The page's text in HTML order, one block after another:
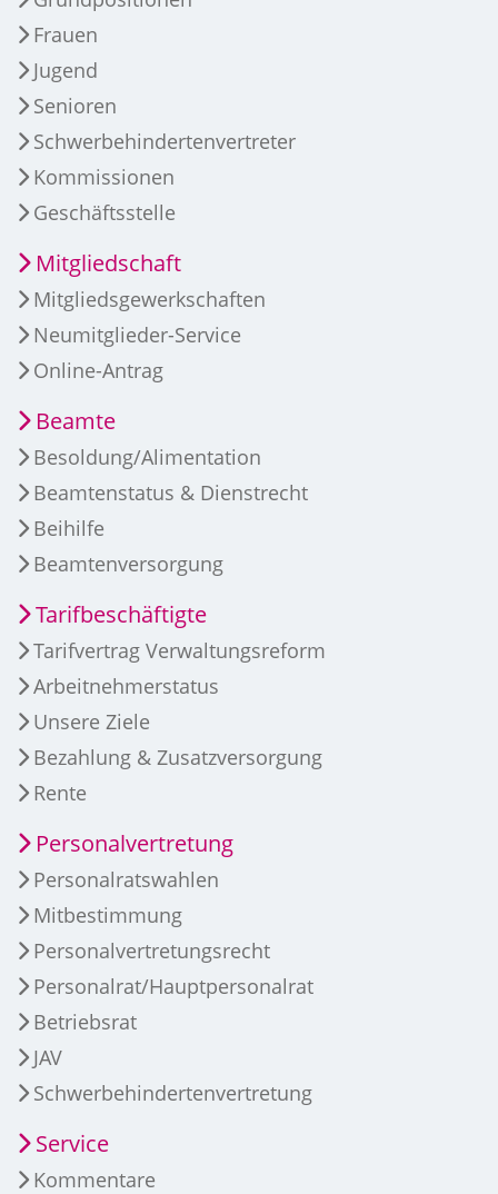
Frauen
Jugend
Senioren
Schwerbehindertenvertreter
Kommissionen
Geschäftsstelle
Mitgliedschaft
Mitgliedsgewerkschaften
Neumitglieder-Service
Online-Antrag
Beamte
Besoldung/Alimentation
Beamtenstatus & Dienstrecht
Beihilfe
Beamtenversorgung
Tarifbeschäftigte
Tarifvertrag Verwaltungsreform
Arbeitnehmerstatus
Unsere Ziele
Bezahlung & Zusatzversorgung
Rente
Personalvertretung
Personalratswahlen
Mitbestimmung
Personalvertretungsrecht
Personalrat/Hauptpersonalrat
Betriebsrat
JAV
Schwerbehindertenvertretung
Service
Kommentare